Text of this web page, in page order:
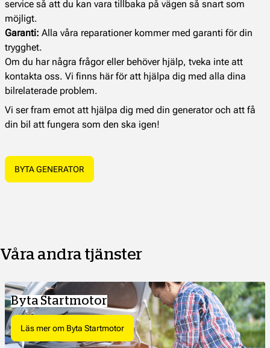
service så att du kan vara tillbaka på vägen så snart som
möjligt.
Garanti: Alla våra reparationer kommer med garanti för din
trygghet.
Om du har några frågor eller behöver hjälp, tveka inte att
kontakta oss. Vi finns här för att hjälpa dig med alla dina
bilrelaterade problem.
Vi ser fram emot att hjälpa dig med din generator och att få
din bil att fungera som den ska igen!
BYTA GENERATOR
Våra andra tjänster
Byta Startmotor
Läs mer om Byta Startmotor